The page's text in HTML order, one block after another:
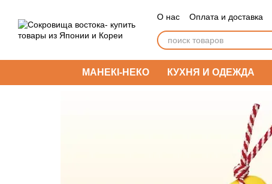
О нас Оплата и доставка
МАНЕКІ-НЕКО КУХНЯ И ОДЕЖДА